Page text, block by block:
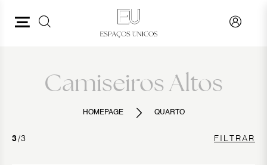
Camiseiros Altos
HOMEPAGE QUARTO
3/3 FILTRAR
PESQUISAR